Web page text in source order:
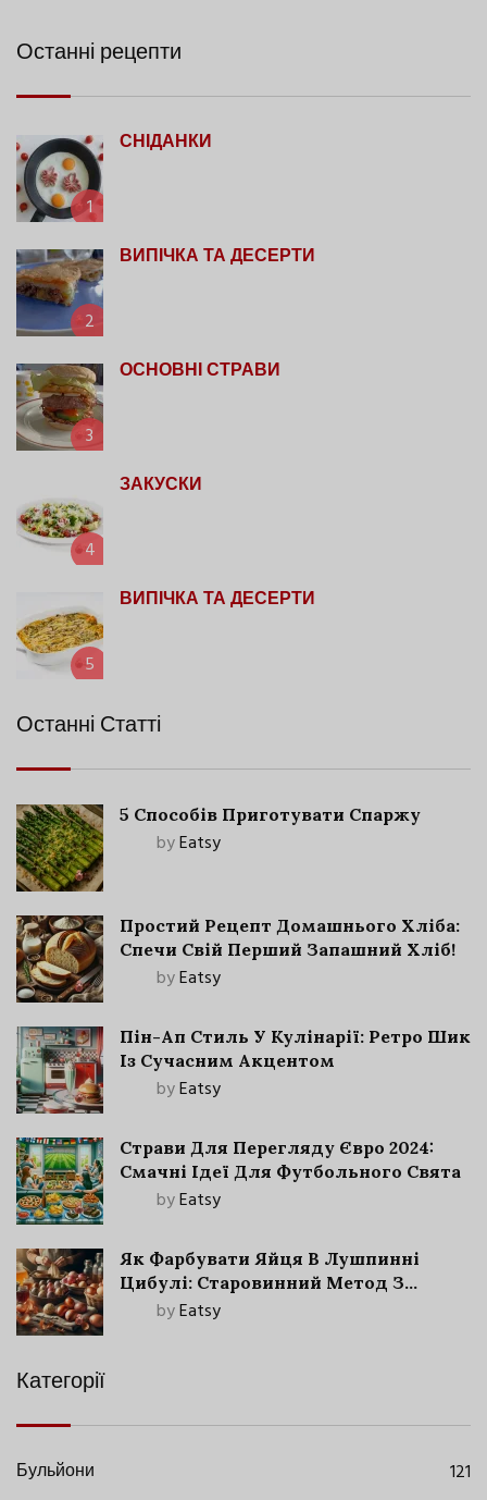
Останні рецепти
1
СНІДАНКИ
2
ВИПІЧКА ТА ДЕСЕРТИ
3
ОСНОВНІ СТРАВИ
4
ЗАКУСКИ
5
ВИПІЧКА ТА ДЕСЕРТИ
Останні Статті
5 Способів Приготувати Спаржу
byEatsy
Простий Рецепт Домашнього Хліба:
Спечи Свій Перший Запашний Хліб!
byEatsy
Пін-Ап Стиль У Кулінарії: Ретро Шик
Із Сучасним Акцентом
byEatsy
Страви Для Перегляду Євро 2024:
Смачні Ідеї Для Футбольного Свята
byEatsy
Як Фарбувати Яйця В Лушпинні
Цибулі: Старовинний Метод З
Сучасними Нюансами
byEatsy
Категорії
Бульйони
121